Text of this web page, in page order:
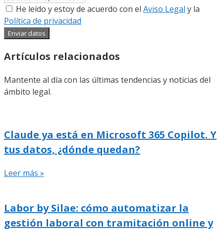
He leído y estoy de acuerdo con el Aviso Legal y la
Política de privacidad
Enviar datos
Artículos relacionados
Mantente al día con las últimas tendencias y noticias del
ámbito legal.
Claude ya está en Microsoft 365 Copilot. Y
tus datos, ¿dónde quedan?
Leer más »
Labor by Silae: cómo automatizar la
gestión laboral con tramitación online y